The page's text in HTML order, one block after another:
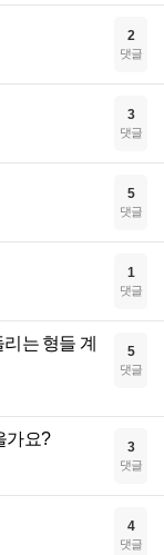
2
댓글
3
댓글
5
댓글
1
댓글
는 형들 계
5
댓글
가요? 3
댓글
4
댓글